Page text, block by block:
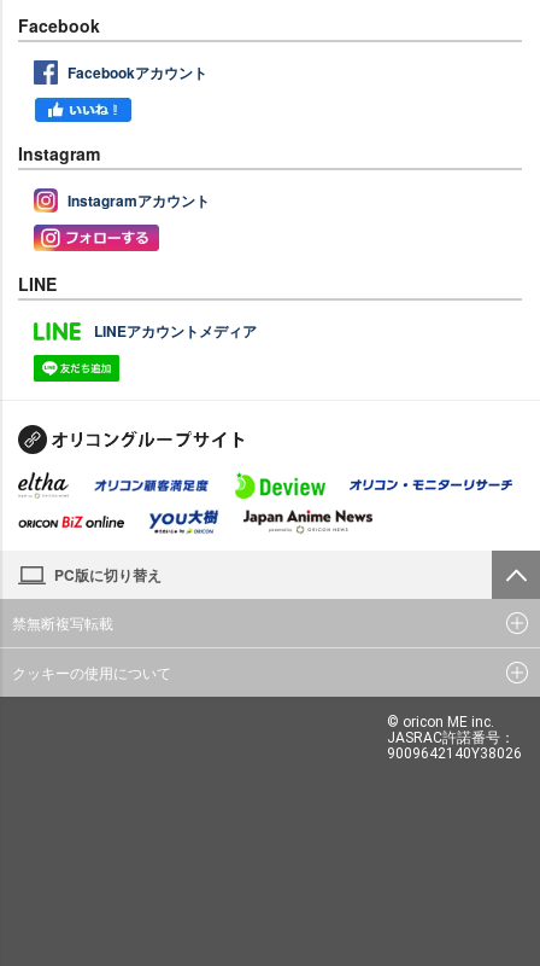
Facebook
Facebookアカウント
Instagram
Instagramアカウント
LINE
LINEアカウントメディア
PC版に切り替え
禁無断複写転載
クッキーの使用について
© oricon ME inc.
JASRAC許諾番号：
9009642140Y38026